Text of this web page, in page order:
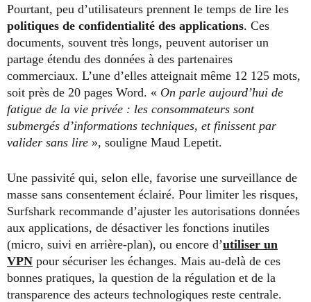
Pourtant, peu d’utilisateurs prennent le temps de lire les
politiques de confidentialité des applications. Ces
documents, souvent très longs, peuvent autoriser un
partage étendu des données à des partenaires
commerciaux. L’une d’elles atteignait même 12 125 mots,
soit près de 20 pages Word. « On parle aujourd’hui de
fatigue de la vie privée : les consommateurs sont
submergés d’informations techniques, et finissent par
valider sans lire », souligne Maud Lepetit.
Une passivité qui, selon elle, favorise une surveillance de
masse sans consentement éclairé. Pour limiter les risques,
Surfshark recommande d’ajuster les autorisations données
aux applications, de désactiver les fonctions inutiles
(micro, suivi en arrière-plan), ou encore d’utiliser un
VPN pour sécuriser les échanges. Mais au-delà de ces
bonnes pratiques, la question de la régulation et de la
transparence des acteurs technologiques reste centrale.